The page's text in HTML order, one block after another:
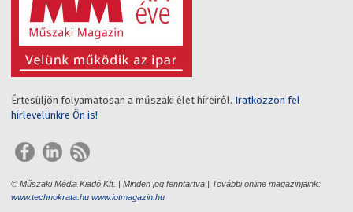
Értesüljön folyamatosan a műszaki élet híreiről. Iratkozzon fel
hírlevelünkre Ön is!
© Műszaki Média Kiadó Kft. | Minden jog fenntartva | További online magazinjaink:
www.technokrata.hu www.iotmagazin.hu